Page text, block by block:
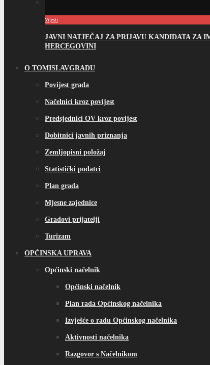
Vijesti
JAVNI NATJEČAJ ZA PRIJAVU KANDIDATA ZA
HERCEGOVINI
O TOMISLAVGRADU
Povijest grada
Načelnici kroz povijest
Predsjednici OV kroz povijest
Dobitnici javnih priznanja
Zemljopisni položaj
Statistički podatci
Plan grada
Mjesne zajednice
Gradovi prijatelji
Turizam
OPĆINSKA UPRAVA
Općinski načelnik
Općinski načelnik
Plan rada Općinskog načelnika
Izvješće o radu Općinskog načelnika
Aktivnosti načelnika
Razgovor s Načelnikom